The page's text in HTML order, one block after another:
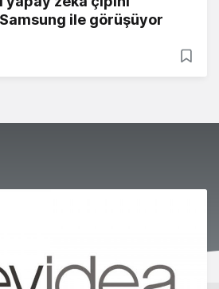
ile görüşüyor